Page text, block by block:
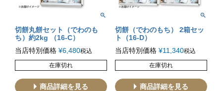
切餅丸餅セット（でわのも
ち）約2kg （16-C）
当店特別価格 ¥6,480税込
在庫切れ
商品詳細を見る
切餅（でわのもち） 2箱セッ
ト（16-D）
当店特別価格 ¥11,340税込
在庫切れ
商品詳細を見る